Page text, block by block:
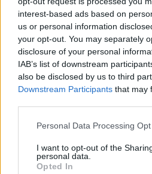
interest-based ads based on
us or personal information
your opt-out. You may separately
disclosure of your personal
IAB’s list of downstream
also be disclosed by us to third
Downstream Participants that may
Personal Data Processing
I want to opt-out of the
personal data.
Opted In
Tammoo
Lebende Forenlegende
Riegel schokolade
*schokolade61*
Lebende Forenlegende